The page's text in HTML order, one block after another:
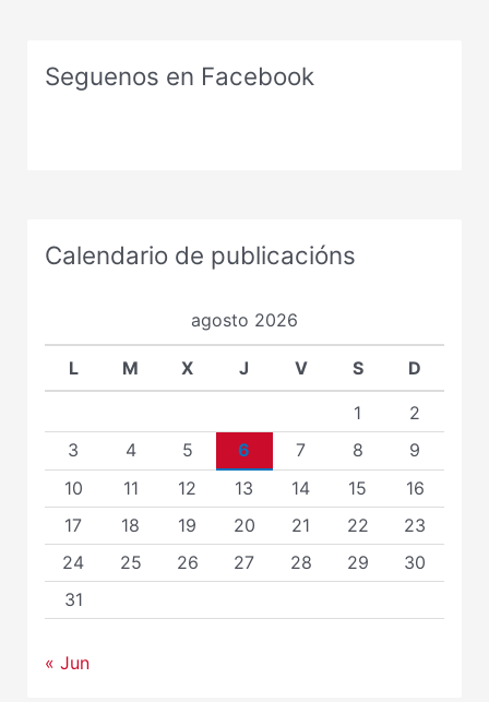
Seguenos en Facebook
Calendario de publicacións
agosto 2026
L M X J V S D
1
2
3
4 5 6 7 8
9
10
11 12 13 14 15
16
17
18 19 20 21 22
23
24
25 26 27 28 29
30
31
« Jun